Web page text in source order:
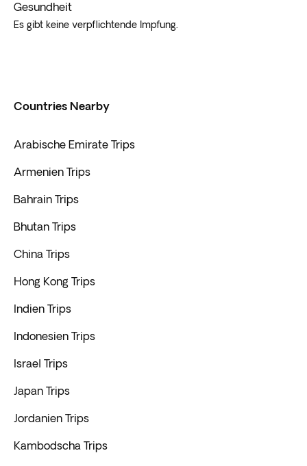
Gesundheit
Es gibt keine verpflichtende Impfung.
Countries Nearby
Arabische Emirate Trips
Armenien Trips
Bahrain Trips
Bhutan Trips
China Trips
Hong Kong Trips
Indien Trips
Indonesien Trips
Israel Trips
Japan Trips
Jordanien Trips
Kambodscha Trips